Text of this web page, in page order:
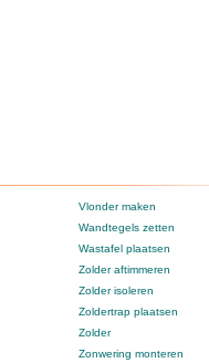
Vlonder maken
Wandtegels zetten
Wastafel plaatsen
Zolder aftimmeren
Zolder isoleren
Zoldertrap plaatsen
Zolder
Zonwering monteren